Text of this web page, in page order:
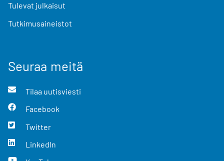
Tulevat julkaisut
Tutkimusaineistot
Seuraa meitä
Tilaa uutisviesti
Facebook
Twitter
LinkedIn